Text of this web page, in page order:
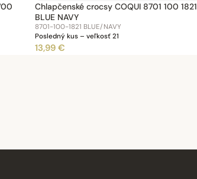
Chlapčenské crocsy COQUI 8701 100 1821
BLUE NAVY
8701-100-1821 BLUE/NAVY
Posledný kus – veľkosť 21
13,99 €